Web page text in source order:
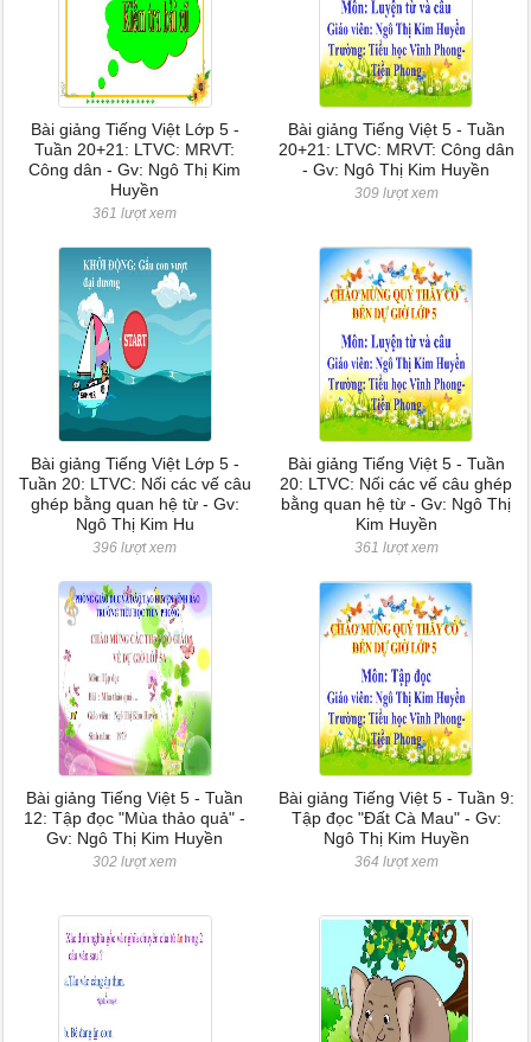
Bài giảng Tiếng Việt Lớp 5 -
Tuần 20+21: LTVC: MRVT:
Công dân - Gv: Ngô Thị Kim
Huyền
361 lượt xem
Bài giảng Tiếng Việt 5 - Tuần
20+21: LTVC: MRVT: Công dân
- Gv: Ngô Thị Kim Huyền
309 lượt xem
Bài giảng Tiếng Việt Lớp 5 -
Tuần 20: LTVC: Nối các vế câu
ghép bằng quan hệ từ - Gv:
Ngô Thị Kim Hu
396 lượt xem
Bài giảng Tiếng Việt 5 - Tuần
20: LTVC: Nối các vế câu ghép
bằng quan hệ từ - Gv: Ngô Thị
Kim Huyền
361 lượt xem
Bài giảng Tiếng Việt 5 - Tuần
12: Tập đọc "Mùa thảo quả" -
Gv: Ngô Thị Kim Huyền
302 lượt xem
Bài giảng Tiếng Việt 5 - Tuần 9:
Tập đọc "Đất Cà Mau" - Gv:
Ngô Thị Kim Huyền
364 lượt xem